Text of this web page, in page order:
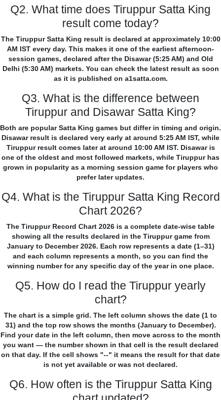
Q2. What time does Tiruppur Satta King
result come today?
The Tiruppur Satta King result is declared at approximately 10:00
AM IST every day. This makes it one of the earliest afternoon-
session games, declared after the Disawar (5:25 AM) and Old
Delhi (5:30 AM) markets. You can check the latest result as soon
as it is published on a1satta.com.
Q3. What is the difference between
Tiruppur and Disawar Satta King?
Both are popular Satta King games but differ in timing and origin.
Disawar result is declared very early at around 5:25 AM IST, while
Tiruppur result comes later at around 10:00 AM IST. Disawar is
one of the oldest and most followed markets, while Tiruppur has
grown in popularity as a morning session game for players who
prefer later updates.
Q4. What is the Tiruppur Satta King Record
Chart 2026?
The Tiruppur Record Chart 2026 is a complete date-wise table
showing all the results declared in the Tiruppur game from
January to December 2026. Each row represents a date (1–31)
and each column represents a month, so you can find the
winning number for any specific day of the year in one place.
Q5. How do I read the Tiruppur yearly
chart?
The chart is a simple grid. The left column shows the date (1 to
31) and the top row shows the months (January to December).
Find your date in the left column, then move across to the month
you want — the number shown in that cell is the result declared
on that day. If the cell shows "--" it means the result for that date
is not yet available or was not declared.
Q6. How often is the Tiruppur Satta King